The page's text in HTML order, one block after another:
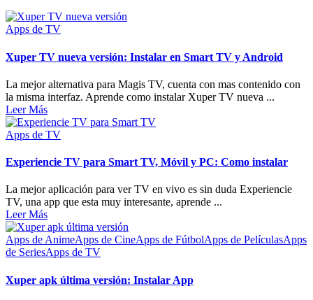
Apps de TV
Xuper TV nueva versión: Instalar en Smart TV y Android
La mejor alternativa para Magis TV, cuenta con mas contenido con
la misma interfaz. Aprende como instalar Xuper TV nueva ...
Leer Más
Apps de TV
Experiencie TV para Smart TV, Móvil y PC: Como instalar
La mejor aplicación para ver TV en vivo es sin duda Experiencie
TV, una app que esta muy interesante, aprende ...
Leer Más
Apps de AnimeApps de CineApps de FútbolApps de PelículasApps
de SeriesApps de TV
Xuper apk última versión: Instalar App